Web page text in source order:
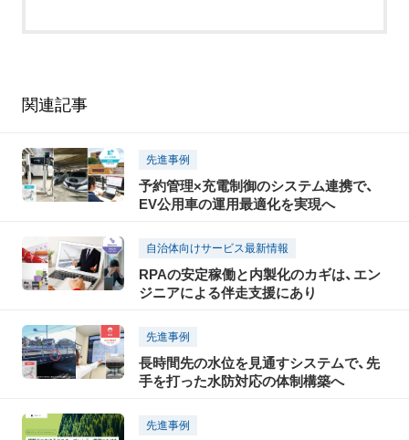
関連記事
先進事例
予約管理×充電制御のシステム連携で、
EV公用車の運用最適化を実現へ
自治体向けサービス最新情報
RPAの安定稼働と内製化のカギは、エン
ジニアによる伴走支援にあり
先進事例
長時間先の水位を見通すシステムで、先
手を打った水防対応の体制構築へ
先進事例